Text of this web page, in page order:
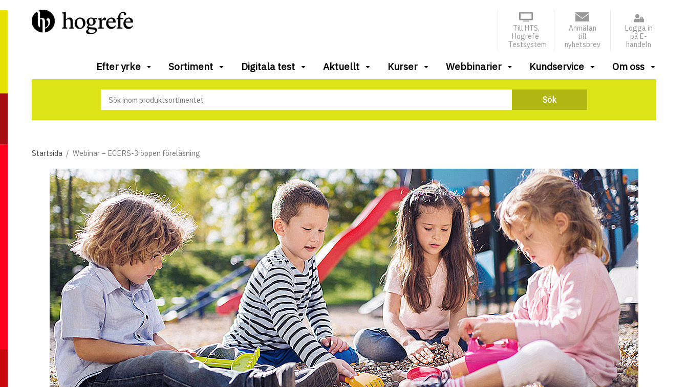
Till HTS,
Hogrefe
Testsystem
Anmälan
till
nyhetsbrev
Logga in
på E-
handeln
Efter yrke Sortiment Digitala test Aktuellt Kurser Webbinarier Kundservice Om oss
Sök
Startsida / Webinar – ECERS-3 öppen föreläsning